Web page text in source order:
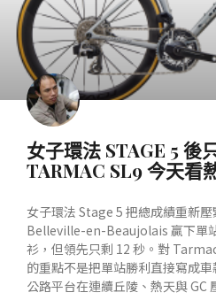
女子環法 STAGE 5 後
TARMAC SL9 今天看
女子環法 Stage 5 把總成績重新
Belleville-en-Beaujolais 贏下單
衫，但領先只剩 12 秒。對
的重點不是把單站勝利直接寫成
公路平台在連續丘陵、熱天與 GC